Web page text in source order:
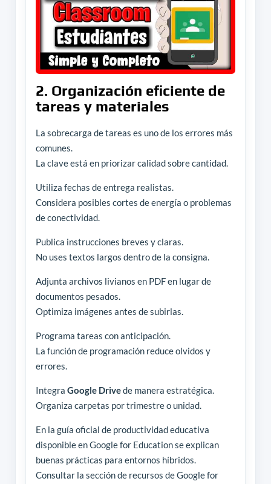
2. Organización eficiente de
tareas y materiales
La sobrecarga de tareas es uno de los errores más
comunes.
La clave está en priorizar calidad sobre cantidad.
Utiliza fechas de entrega realistas.
Considera posibles cortes de energía o problemas
de conectividad.
Publica instrucciones breves y claras.
No uses textos largos dentro de la consigna.
Adjunta archivos livianos en PDF en lugar de
documentos pesados.
Optimiza imágenes antes de subirlas.
Programa tareas con anticipación.
La función de programación reduce olvidos y
errores.
Integra Google Drivede manera estratégica.
Organiza carpetas por trimestre o unidad.
En la guía oficial de productividad educativa
disponible en Google for Education se explican
buenas prácticas para entornos híbridos.
Consultar la sección de recursos de Google for